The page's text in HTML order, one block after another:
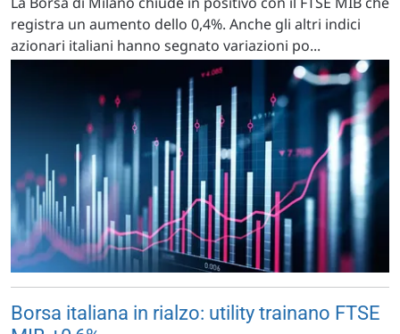
registra un aumento dello 0,4%. Anche gli altri indici
azionari italiani hanno segnato variazioni po...
Borsa italiana in rialzo: utility trainano FTSE